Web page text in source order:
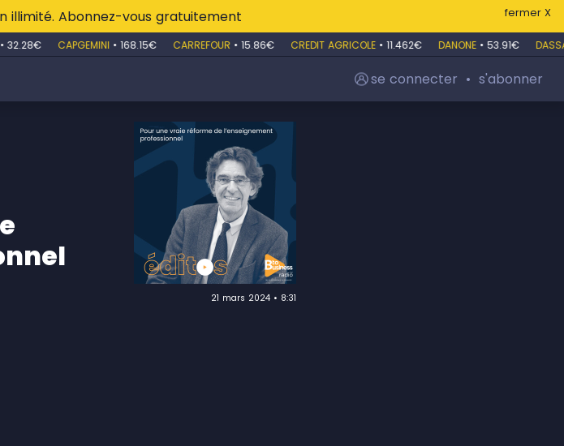
illimité. Abonnez-vous gratuitement fermer X
32.28€ CAPGEMINI• 168.15€ CARREFOUR• 15.86€ CREDIT AGRICOLE• 11.462€ DANONE• 53.91€
se connecter • s'abonner
21 mars 2024 • 8:31